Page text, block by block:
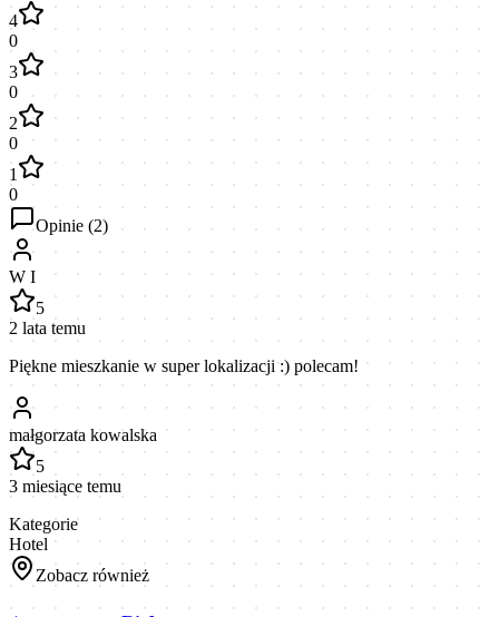
4
0
3
0
2
0
1
0
Opinie (2)
W I
5
2 lata temu
Piękne mieszkanie w super lokalizacji :) polecam!
małgorzata kowalska
5
3 miesiące temu
Kategorie
Hotel
Zobacz również